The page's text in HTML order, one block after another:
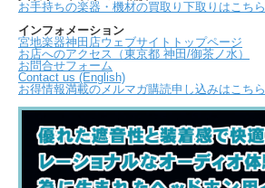
お手持ちの楽器・機材の買取り下取りはこちら
インフォメーション
宮地楽器神田店ウェブサイトトップページ
お店へのアクセス（東京都 神田/御茶ノ水）
お問合せフォーム
Contact us (English)
お得情報満載のメルマガ購読申し込みはこちら